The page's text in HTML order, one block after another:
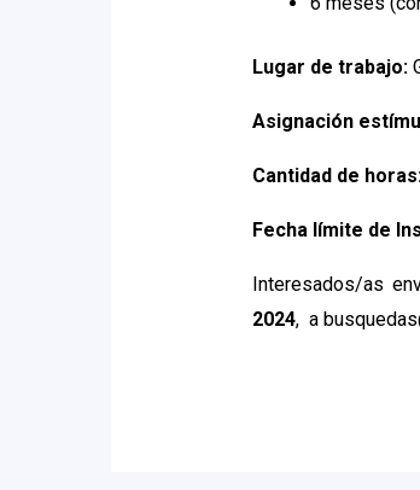
Lugar de trabajo:
Asignación
Cantidad de
Fecha límite de
Interesados/as
2024, a